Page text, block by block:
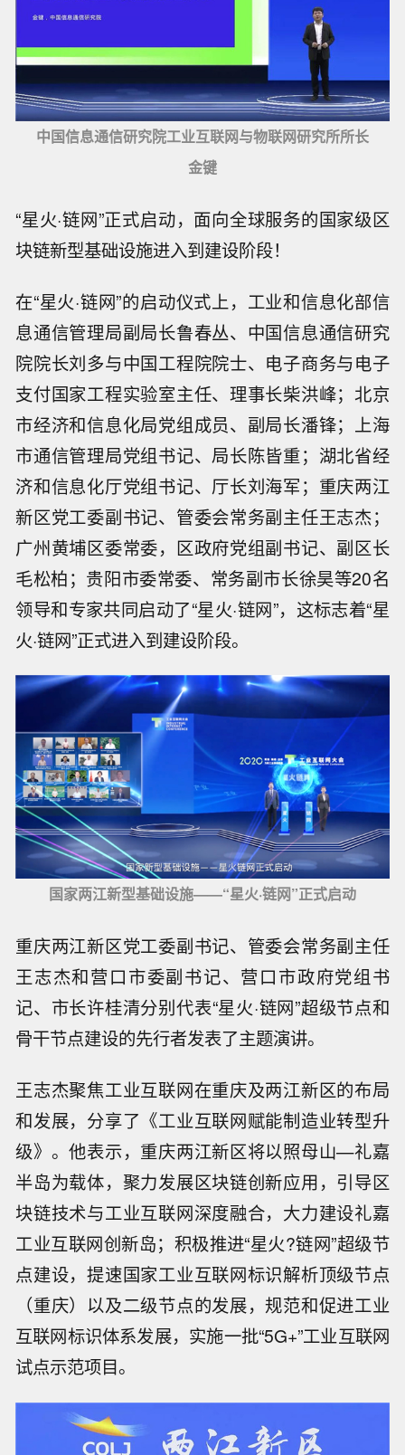
中国信息通信研究院工业互联网与物联网研究所所长
金键
“星火·链网”正式启动，面向全球服务的国家级区
块链新型基础设施进入到建设阶段！
在“星火·链网”的启动仪式上，工业和信息化部信
息通信管理局副局长鲁春丛、中国信息通信研究
院院长刘多与中国工程院院士、电子商务与电子
支付国家工程实验室主任、理事长柴洪峰；北京
市经济和信息化局党组成员、副局长潘锋；上海
市通信管理局党组书记、局长陈皆重；湖北省经
济和信息化厅党组书记、厅长刘海军；重庆两江
新区党工委副书记、管委会常务副主任王志杰；
广州黄埔区委常委，区政府党组副书记、副区长
毛松柏；贵阳市委常委、常务副市长徐昊等20名
领导和专家共同启动了“星火·链网”，这标志着“星
火·链网”正式进入到建设阶段。
国家两江新型基础设施——“星火·链网”正式启动
重庆两江新区党工委副书记、管委会常务副主任
王志杰和营口市委副书记、营口市政府党组书
记、市长许桂清分别代表“星火·链网”超级节点和
骨干节点建设的先行者发表了主题演讲。
王志杰聚焦工业互联网在重庆及两江新区的布局
和发展，分享了《工业互联网赋能制造业转型升
级》。他表示，重庆两江新区将以照母山—礼嘉
半岛为载体，聚力发展区块链创新应用，引导区
块链技术与工业互联网深度融合，大力建设礼嘉
工业互联网创新岛；积极推进“星火?链网”超级节
点建设，提速国家工业互联网标识解析顶级节点
（重庆）以及二级节点的发展，规范和促进工业
互联网标识体系发展，实施一批“5G+”工业互联网
试点示范项目。